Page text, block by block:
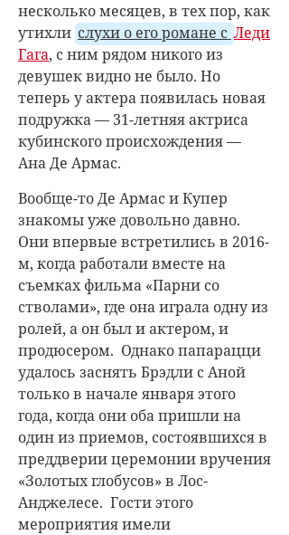
несколько месяцев, в тех пор, как
утихли слухи о его романе с Леди
Гага, с ним рядом никого из
девушек видно не было. Но
теперь у актера появилась новая
подружка — 31-летняя актриса
кубинского происхождения —
Ана Де Армас.
Вообще-то Де Армас и Купер
знакомы уже довольно давно.
Они впервые встретились в 2016-
м, когда работали вместе на
съемках фильма «Парни со
стволами», где она играла одну из
ролей, а он был и актером, и
продюсером. Однако папарацци
удалось заснять Брэдли с Аной
только в начале января этого
года, когда они оба пришли на
один из приемов, состоявшихся в
преддверии церемонии вручения
«Золотых глобусов» в Лос-
Анджелесе. Гости этого
мероприятия имели